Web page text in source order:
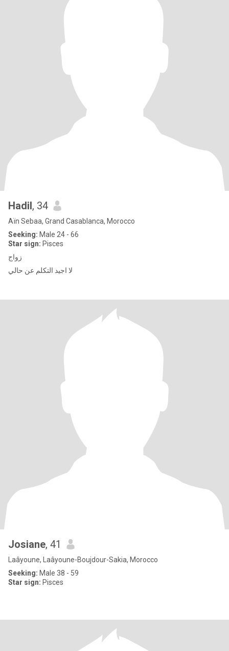
Hadil, 34
Aïn Sebaa, Grand Casablanca, Morocco
Seeking: Male 24 - 66
Star sign: Pisces
زواج
لا اجيد التكلم عن حالي
Josiane, 41
Laâyoune, Laâyoune-Boujdour-Sakia, Morocco
Seeking: Male 38 - 59
Star sign: Pisces